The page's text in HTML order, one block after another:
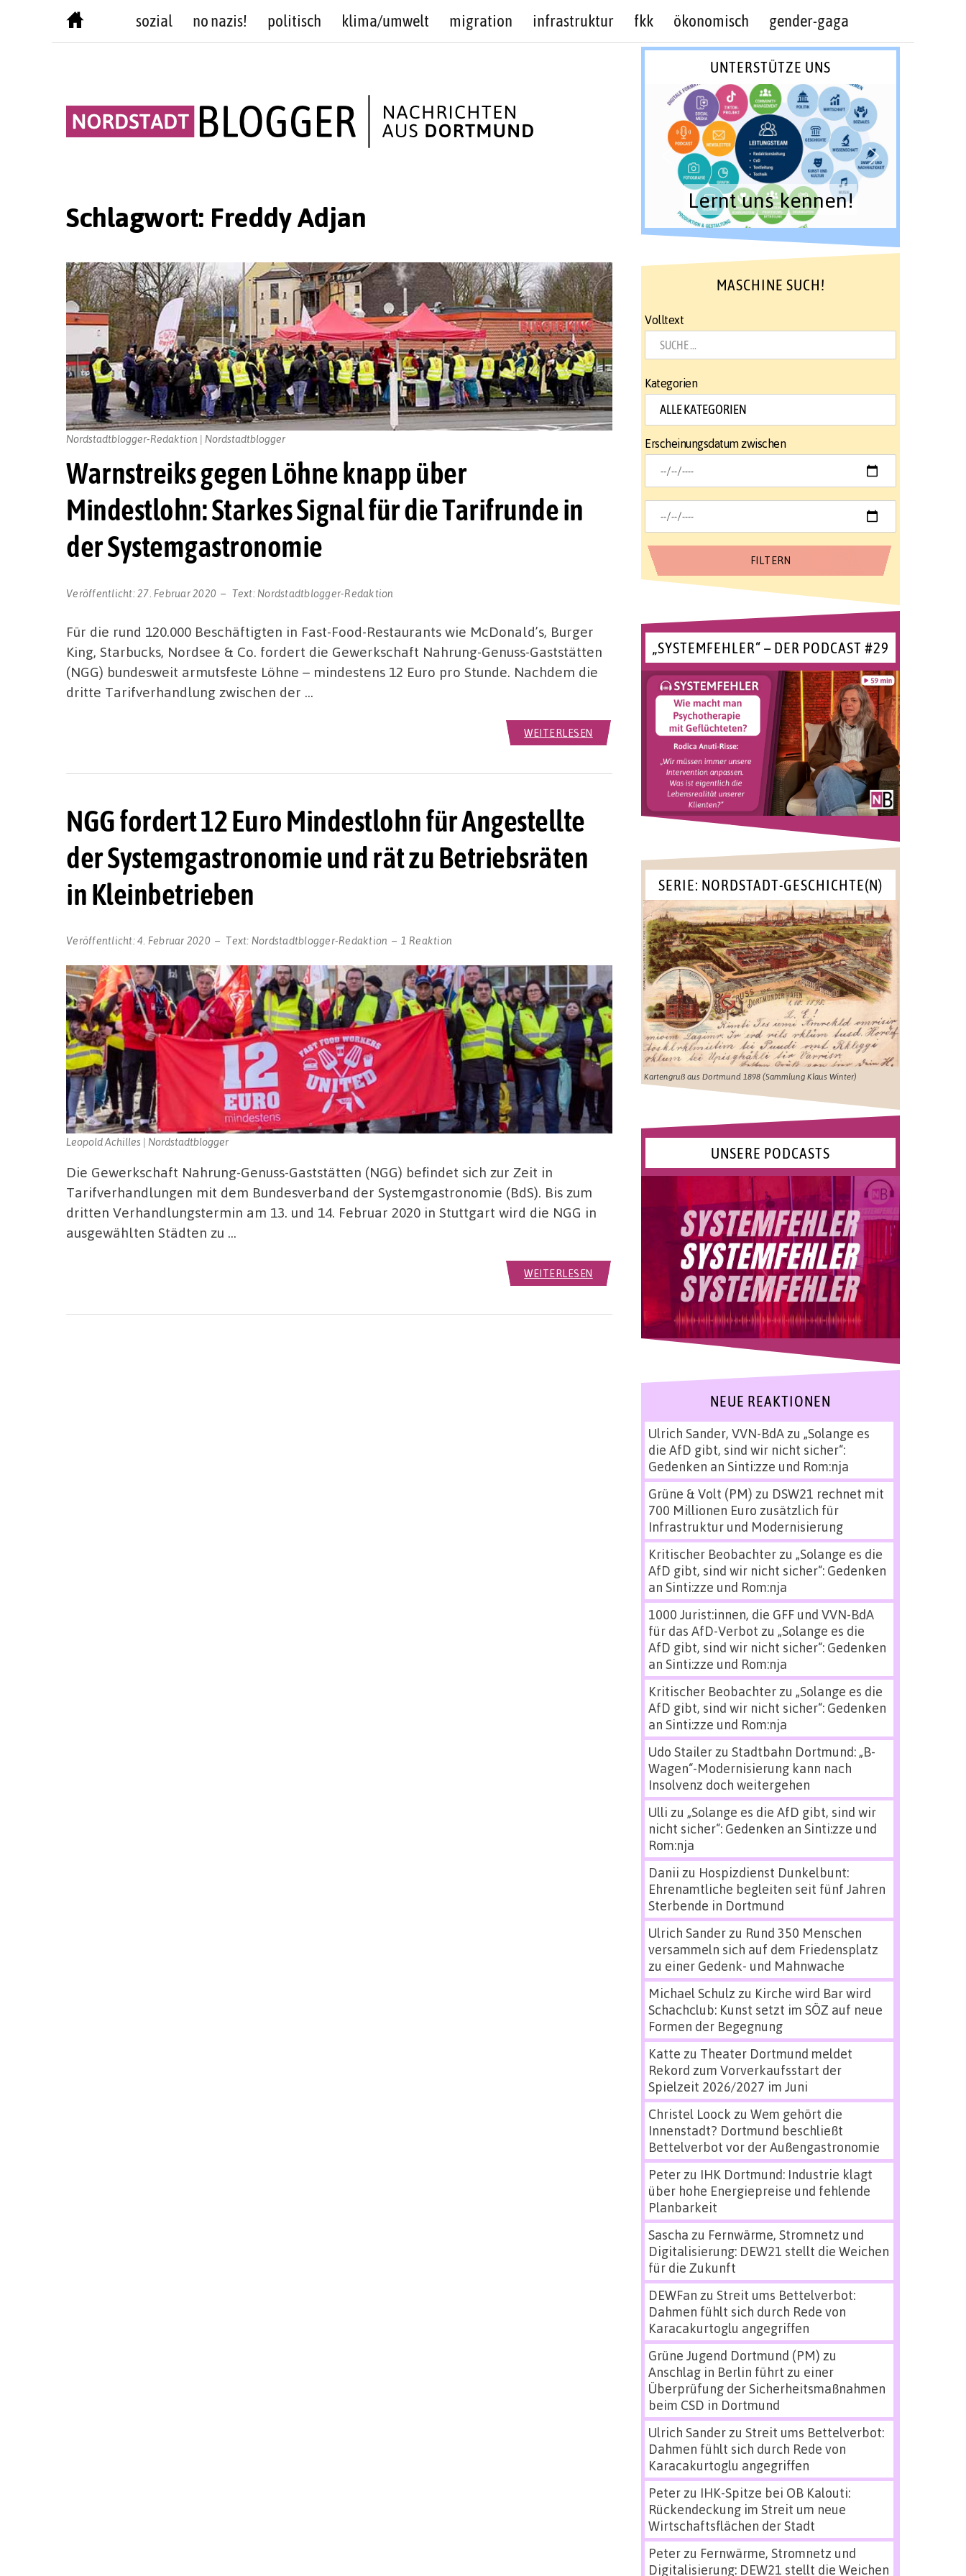
sozial no nazis! politisch klima/umwelt migration infrastruktur fkk ökonomisch gender-gaga
Schlagwort: Freddy Adjan
Warnstreiks gegen Löhne knapp über
Mindestlohn: Starkes Signal für die Tarifrunde in
der Systemgastronomie
Veröffentlicht:27. Februar 2020 Text: Nordstadtblogger-Redaktion
Nordstadtblogger-Redaktion | Nordstadtblogger
Für die rund 120.000 Beschäftigten in Fast-Food-Restaurants wie McDonald’s, Burger
King, Starbucks, Nordsee & Co. fordert die Gewerkschaft Nahrung-Genuss-Gaststätten
(NGG) bundesweit armutsfeste Löhne – mindestens 12 Euro pro Stunde. Nachdem die
dritte Tarifverhandlung zwischen der …
WEITERLESEN
NGG fordert 12 Euro Mindestlohn für Angestellte
der Systemgastronomie und rät zu Betriebsräten
in Kleinbetrieben
Veröffentlicht:4. Februar 2020 Text: Nordstadtblogger-Redaktion 1 Reaktion
Leopold Achilles | Nordstadtblogger
Die Gewerkschaft Nahrung-Genuss-Gaststätten (NGG) befindet sich zur Zeit in
Tarifverhandlungen mit dem Bundesverband der Systemgastronomie (BdS). Bis zum
dritten Verhandlungstermin am 13. und 14. Februar 2020 in Stuttgart wird die NGG in
ausgewählten Städten zu …
WEITERLESEN
UNTERSTÜTZE UNS
Lernt uns kennen!
MASCHINE SUCH!
Volltext
Kategorien
Erscheinungsdatum zwischen
„SYSTEMFEHLER“ – DER PODCAST #29
SERIE: NORDSTADT-GESCHICHTE(N)
Kartengruß aus Dortmund 1898 (Sammlung Klaus Winter)
UNSERE PODCASTS
NEUE REAKTIONEN
Ulrich Sander, VVN-BdAzu „Solange es
die AfD gibt, sind wir nicht sicher“:
Gedenken an Sinti:zze und Rom:nja
Grüne & Volt (PM) zu DSW21 rechnet mit
700 Millionen Euro zusätzlich für
Infrastruktur und Modernisierung
Kritischer Beobachterzu „Solange es die
AfD gibt, sind wir nicht sicher“: Gedenken
an Sinti:zze und Rom:nja
1000 Jurist:innen, die GFF und VVN-BdA
für das AfD-Verbot zu „Solange es die
AfD gibt, sind wir nicht sicher“: Gedenken
an Sinti:zze und Rom:nja
Kritischer Beobachterzu „Solange es die
AfD gibt, sind wir nicht sicher“: Gedenken
an Sinti:zze und Rom:nja
Udo Stailerzu Stadtbahn Dortmund: „B-
Wagen“-Modernisierung kann nach
Insolvenz doch weitergehen
Ulli zu „Solange es die AfD gibt, sind wir
nicht sicher“: Gedenken an Sinti:zze und
Rom:nja
Danii zu Hospizdienst Dunkelbunt:
Ehrenamtliche begleiten seit fünf Jahren
Sterbende in Dortmund
Ulrich Sanderzu Rund 350 Menschen
versammeln sich auf dem Friedensplatz
zu einer Gedenk- und Mahnwache
Michael Schulz zu Kirche wird Bar wird
Schachclub: Kunst setzt im SÖZ auf neue
Formen der Begegnung
Katte zu Theater Dortmund meldet
Rekord zum Vorverkaufsstart der
Spielzeit 2026/2027 im Juni
Christel Loock zu Wem gehört die
Innenstadt? Dortmund beschließt
Bettelverbot vor der Außengastronomie
Peterzu IHK Dortmund: Industrie klagt
über hohe Energiepreise und fehlende
Planbarkeit
Sascha zu Fernwärme, Stromnetz und
Digitalisierung: DEW21 stellt die Weichen
für die Zukunft
DEWFan zu Streit ums Bettelverbot:
Dahmen fühlt sich durch Rede von
Karacakurtoglu angegriffen
Grüne Jugend Dortmund (PM) zu
Anschlag in Berlin führt zu einer
Überprüfung der Sicherheitsmaßnahmen
beim CSD in Dortmund
Ulrich Sanderzu Streit ums Bettelverbot:
Dahmen fühlt sich durch Rede von
Karacakurtoglu angegriffen
Peterzu IHK-Spitze bei OB Kalouti:
Rückendeckung im Streit um neue
Wirtschaftsflächen der Stadt
Peterzu Fernwärme, Stromnetz und
Digitalisierung: DEW21 stellt die Weichen